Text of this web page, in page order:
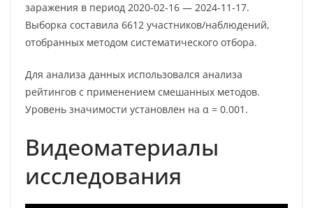
заражения в период 2020-02-16 — 2024-11-17.
Выборка составила 6612 участников/наблюдений,
отобранных методом систематического отбора.
Для анализа данных использовался анализа
рейтингов с применением смешанных методов.
Уровень значимости установлен на α = 0.001.
Видеоматериалы
исследования